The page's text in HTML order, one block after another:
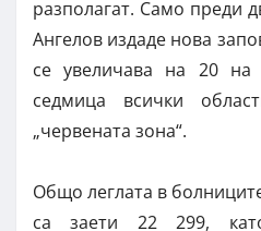
разполагат. Само преди
Ангелов издаде нова
се увеличава на 20
седмица всички
„червената зона“.
Общо леглата в
са заети 22 299, като